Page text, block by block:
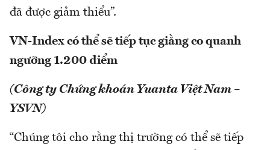
đã được giảm thiểu”.
VN-Index có thể sẽ tiếp tục giằng co quanh
ngưỡng 1.200 điểm
(Công ty Chứng khoán Yuanta Việt Nam –
YSVN)
“Chúng tôi cho rằng thị trường có thể sẽ tiếp